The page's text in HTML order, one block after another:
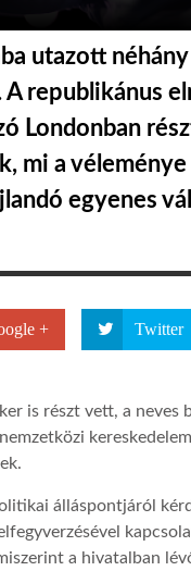
utazott
republikánus
Londonban
mi a
egyenes
+ Twitter
is részt vett, a
álláspontjáról
a hivatalban